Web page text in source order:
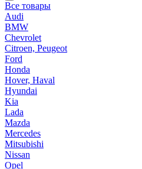
Все товары
Audi
BMW
Chevrolet
Citroen, Peugeot
Ford
Honda
Hover, Haval
Hyundai
Kia
Lada
Mazda
Mercedes
Mitsubishi
Nissan
Opel